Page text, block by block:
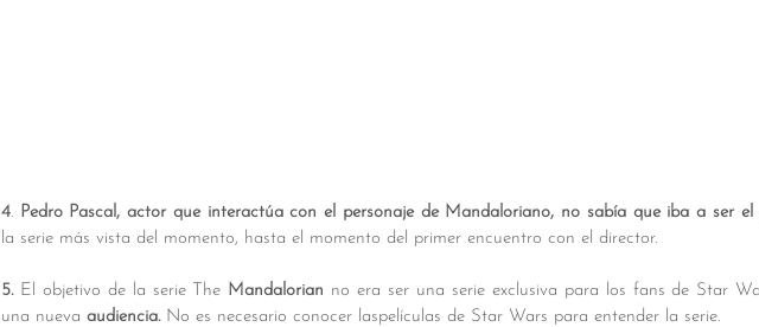
4. Pedro Pascal, actor que interactúa con el personaje de Mandaloriano, no sabía que iba a ser el
la serie más vista del momento, hasta el momento del primer encuentro con el director.
5. El objetivo de la serie The Mandalorian no era ser una serie exclusiva para los fans de Star
una nueva audiencia. No es necesario conocer laspelículas de Star Wars para entender la serie.